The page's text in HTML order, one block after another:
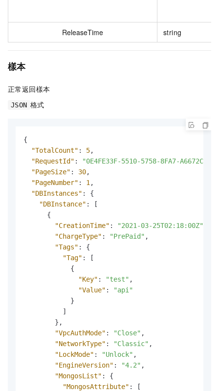
ReleaseTime string
樣本
正常返回樣本
JSON 格式
{
"TotalCount" : 5,
"RequestId" :
"0E4FE33F-5510-5758-8FA7-
"PageSize" : 30,
"PageNumber" : 1 ,
"DBInstances" :
{
"DBInstance" :
[
{
"CreationTime" : "2021-03-25T02:18:00Z"
"ChargeType" : "PrePaid" ,
"Tags" :
{
"Tag" :
[
{
"Key" : "test" ,
"Value" :
"api"
}
]
} ,
"VpcAuthMode" : "Close" ,
"NetworkType" : "Classic" ,
"LockMode" : "Unlock" ,
"EngineVersion" : "4.2" ,
"MongosList" :
{
"MongosAttribute" :
[